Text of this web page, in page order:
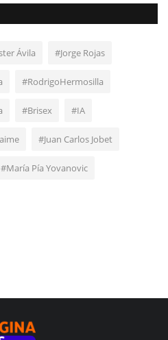
Ávila #Jorge Rojas
#RodrigoHermosilla
#Brisex #IA
#Juan Carlos Jobet
#María Pía Yovanovic